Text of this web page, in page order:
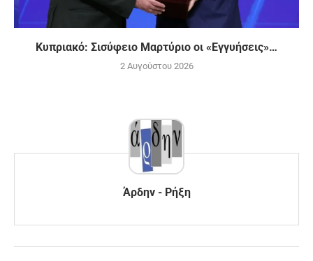
Κυπριακό: Σισύφειο Μαρτύριο οι «Εγγυήσεις»…
2 Αυγούστου 2026
Άρδην - Ρήξη